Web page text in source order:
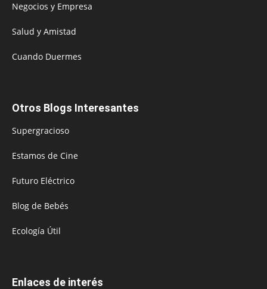
Negocios y Empresa
Salud y Amistad
Cuando Duermes
Otros Blogs Interesantes
Supergracioso
Estamos de Cine
Futuro Eléctrico
Blog de Bebés
Ecología Útil
Enlaces de interés